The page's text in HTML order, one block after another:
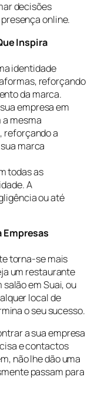
decisões
online.
Inspira
identidade
reforçando
da marca.
empresa em
mesma
reforçando a
marca
todas as
A
ou até
Empresas
torna-se mais
um restaurante
em Suai, ou
local de
o seu sucesso.
a sua empresa
e contactos
não lhe dão uma
passam para